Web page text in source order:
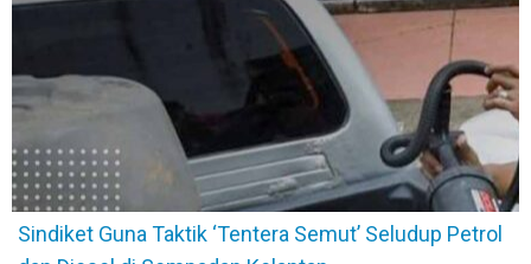
Sindiket Guna Taktik ‘Tentera Semut’ Seludup Petrol